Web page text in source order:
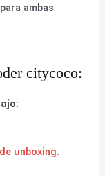
ambas
citycoco:
unboxing.